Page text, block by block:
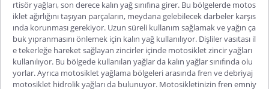
rtisör yağları, son derece kalın yağ sınıfına girer. Bu bölgelerde motos
iklet ağırlığını taşıyan parçaların, meydana gelebilecek darbeler karşıs
ında korunması gerekiyor. Uzun süreli kullanım sağlamak ve yağın ça
buk yıpranmasını önlemek için kalın yağ kullanılıyor. Dişliler vasıtası il
e tekerleğe hareket sağlayan zincirler içinde motosiklet zincir yağları
kullanılıyor. Bu bölgede kullanılan yağlar da kalın yağlar sınıfında olu
yorlar. Ayrıca motosiklet yağlama bölgeleri arasında fren ve debriyaj
motosiklet hidrolik yağlarıda bulunuyor. Motosikletinizin fren emniy